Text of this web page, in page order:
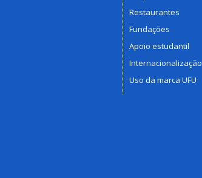
Restaurantes
Fundações
Apoio estudantil
Internacionalização
Uso da marca UFU